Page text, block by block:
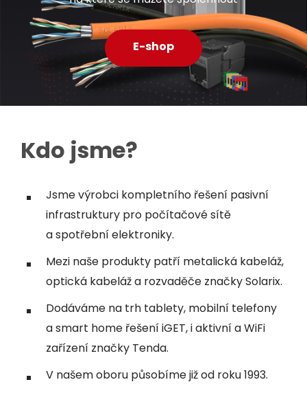
E-shop
Kdo jsme?
Jsme výrobci kompletního řešení pasivní
infrastruktury pro počítačové sítě
a spotřební elektroniky.
Mezi naše produkty patří metalická kabeláž,
optická kabeláž a rozvaděče značky Solarix.
Dodáváme na trh tablety, mobilní telefony
a smart home řešení iGET, i aktivní a WiFi
zařízení značky Tenda.
V našem oboru působíme již od roku 1993.